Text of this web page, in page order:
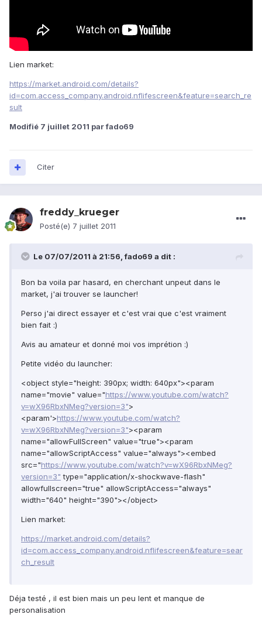
Lien market:
https://market.android.com/details?
id=com.access_company.android.nflifescreen&feature=search_re
sult
Modifié 7 juillet 2011 par fado69
Citer
freddy_krueger
Posté(e) 7 juillet 2011
Le 07/07/2011 à 21:56, fado69 a dit :
Bon ba voila par hasard, en cherchant unpeut dans le
market, j'ai trouver se launcher!
Perso j'ai direct essayer et c'est vrai que c'est vraiment
bien fait :)
Avis au amateur et donné moi vos imprétion :)
Petite vidéo du launcher:
<object style="height: 390px; width: 640px"><param
name="movie" value="https://www.youtube.com/watch?
v=wX96RbxNMeg?version=3">
<param'>https://www.youtube.com/watch?
v=wX96RbxNMeg?version=3"><param
name="allowFullScreen" value="true"><param
name="allowScriptAccess" value="always"><embed
src="https://www.youtube.com/watch?v=wX96RbxNMeg?
version=3" type="application/x-shockwave-flash"
allowfullscreen="true" allowScriptAccess="always"
width="640" height="390"></object>
Lien market:
https://market.android.com/details?
id=com.access_company.android.nflifescreen&feature=sear
ch_result
Déja testé , il est bien mais un peu lent et manque de
personalisation